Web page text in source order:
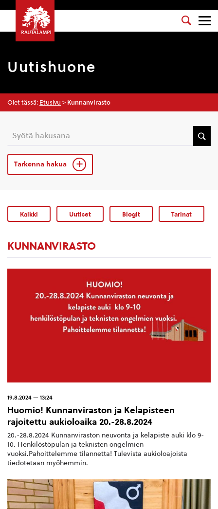
Uutishuone
Olet tässä: Etusivu > Kunnanvirasto
Tarkenna hakua
Kaikki Uutiset Blogit Tarinat
KUNNANVIRASTO
19.8.2024 — 13:24
Huomio! Kunnanviraston ja Kelapisteen
rajoitettu aukioloaika 20.-28.8.2024
20.-28.8.2024 Kunnanviraston neuvonta ja kelapiste auki klo 9-
10. Henkilöstöpulan ja teknisten ongelmien
vuoksi.Pahoittelemme tilannetta! Tulevista aukioloajoista
tiedotetaan myöhemmin.